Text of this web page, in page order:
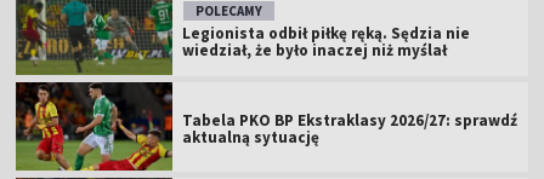
POLECAMY
Legionista odbił piłkę ręką. Sędzia nie
wiedział, że było inaczej niż myślał
Tabela PKO BP Ekstraklasy 2026/27: sprawdź
aktualną sytuację